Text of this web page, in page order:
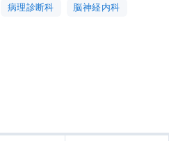
病理診断科 脳神経内科